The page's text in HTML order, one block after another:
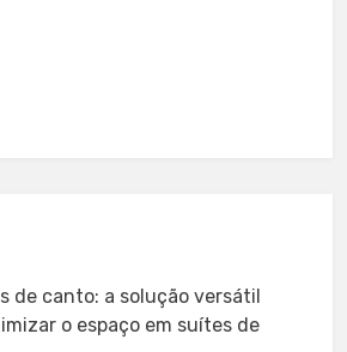
de canto: a solução versátil
o espaço em suítes de